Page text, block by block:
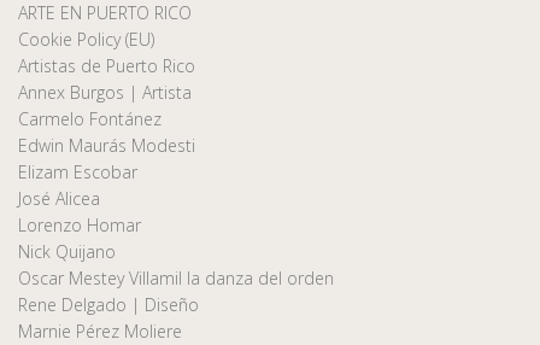
ARTE EN PUERTO RICO
Cookie Policy (EU)
Artistas de Puerto Rico
Annex Burgos | Artista
Carmelo Fontánez
Edwin Maurás Modesti
Elizam Escobar
José Alicea
Lorenzo Homar
Nick Quijano
Oscar Mestey Villamil la danza del orden
Rene Delgado | Diseño
Marnie Pérez Moliere